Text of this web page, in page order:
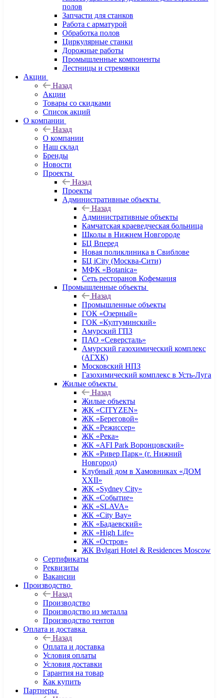
полов
Запчасти для станков
Работа с арматурой
Обработка полов
Циркулярные станки
Дорожные работы
Промышленные компоненты
Лестницы и стремянки
Акции
Назад
Акции
Товары со скидками
Список акций
О компании
Назад
О компании
Наш склад
Бренды
Новости
Проекты
Назад
Проекты
Административные объекты
Назад
Административные объекты
Камчатская краеведческая больница
Школы в Нижнем Новгороде
БЦ Вперед
Новая поликлиника в Свиблове
БЦ iCity (Москва-Сити)
МФК «Botanica»
Сеть ресторанов Кофемания
Промышленные объекты
Назад
Промышленные объекты
ГОК «Озерный»
ГОК «Култуминский»
Амурский ГПЗ
ПАО «Северсталь»
Амурский газохимический комплекс
(АГХК)
Московский НПЗ
Газохимический комплекс в Усть-Луга
Жилые объекты
Назад
Жилые объекты
ЖК «CITYZEN»
ЖК «Береговой»
ЖК «Режиссер»
ЖК «Река»
ЖК «AFI Park Воронцовский»
ЖК «Ривер Парк» (г. Нижний
Новгород)
Клубный дом в Хамовниках «ДОМ
XXII»
ЖК «Sydney City»
ЖК «Событие»
ЖК «SLAVA»
ЖК «City Bay»
ЖК «Бадаевский»
ЖК «High Life»
ЖК «Остров»
ЖК Bvlgari Hotel & Residences Moscow
Сертификаты
Реквизиты
Вакансии
Производство
Назад
Производство
Производство из металла
Производство тентов
Оплата и доставка
Назад
Оплата и доставка
Условия оплаты
Условия доставки
Гарантия на товар
Как купить
Партнеры